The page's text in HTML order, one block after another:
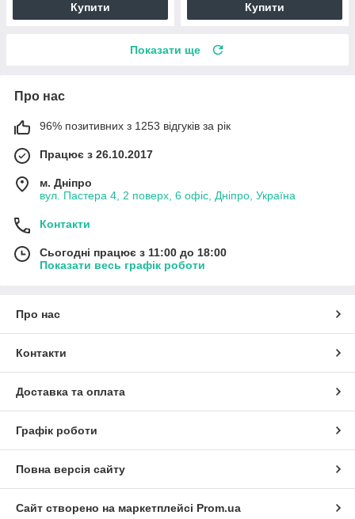
Купити Купити
Показати ще
Про нас
96% позитивних з 1253 відгуків за рік
Працює з 26.10.2017
м. Дніпро
вул. Пастера 4, 2 поверх, 6 офіс, Дніпро, Україна
Контакти
Сьогодні працює з 11:00 до 18:00
Показати весь графік роботи
Про нас
Контакти
Доставка та оплата
Графік роботи
Повна версія сайту
Сайт створено на маркетплейсі Prom.ua